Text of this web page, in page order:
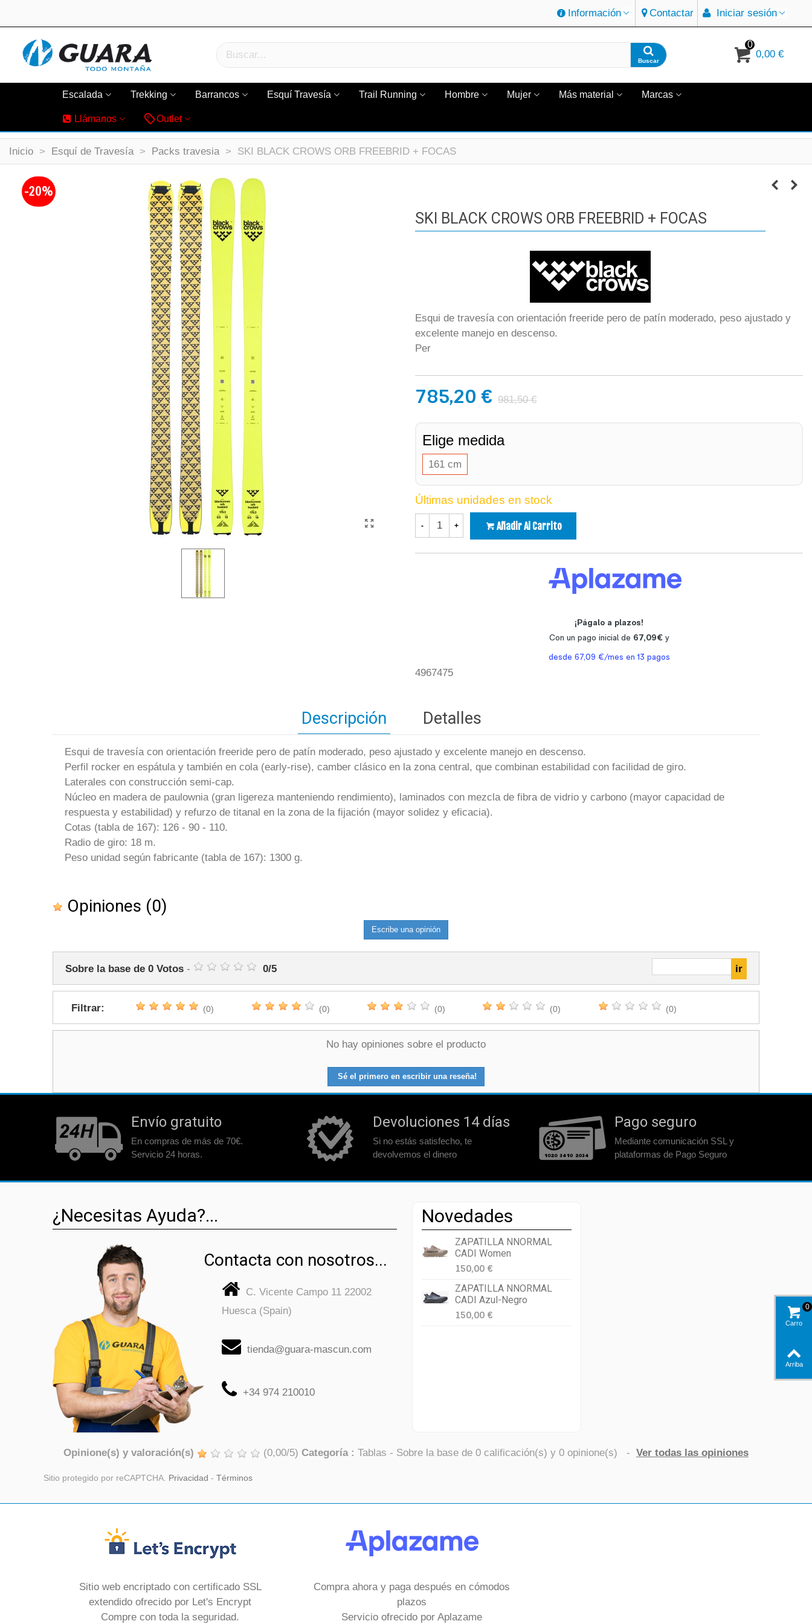
Información Contactar Iniciar sesión
Buscar
0
0,00 €
Escalada Trekking Barrancos Esquí Travesía Trail Running Hombre Mujer Más material Marcas
Llámanos Outlet
Inicio > Esquí de Travesía > Packs travesia > SKI BLACK CROWS ORB FREEBRID + FOCAS
-20%
SKI BLACK CROWS ORB FREEBRID + FOCAS
Esqui de travesía con orientación freeride pero de patín moderado, peso ajustado y
excelente manejo en descenso.
Per
785,20 € 981,50 €
Elige medida
161 cm
Últimas unidades en stock
- + Añadir Al Carrito
4967475
Descripción Detalles
Esqui de travesía con orientación freeride pero de patín moderado, peso ajustado y excelente manejo en descenso.
Perfil rocker en espátula y también en cola (early-rise), camber clásico en la zona central, que combinan estabilidad con facilidad de giro.
Laterales con construcción semi-cap.
Núcleo en madera de paulownia (gran ligereza manteniendo rendimiento), laminados con mezcla de fibra de vidrio y carbono (mayor capacidad de
respuesta y estabilidad) y refurzo de titanal en la zona de la fijación (mayor solidez y eficacia).
Cotas (tabla de 167): 126 - 90 - 110.
Radio de giro: 18 m.
Peso unidad según fabricante (tabla de 167): 1300 g.
Opiniones (0)
Escribe una opinión
Sobre la base de 0 Votos - 0/5
Filtrar: (0) (0) (0) (0) (0)
No hay opiniones sobre el producto
Sé el primero en escribir una reseña!
Envío gratuito
En compras de más de 70€.
Servicio 24 horas.
Devoluciones 14 días
Si no estás satisfecho, te
devolvemos el dinero
Pago seguro
Mediante comunicación SSL y
plataformas de Pago Seguro
¿Necesitas Ayuda?...
Contacta con nosotros...
C. Vicente Campo 11 22002
Huesca (Spain)
tienda@guara-mascun.com
+34 974 210010
Novedades
ZAPATILLA NNORMAL
CADI Women
150,00 €
ZAPATILLA NNORMAL
CADI Azul-Negro
150,00 €
Opinione(s) y valoración(s) (0,00/5) Categoría : Tablas - Sobre la base de 0 calificación(s) y 0 opinione(s) - Ver todas las opiniones
Sitio protegido por reCAPTCHA. Privacidad - Términos
Sitio web encriptado con certificado SSL
extendido ofrecido por Let's Encrypt
Compre con toda la seguridad.
Compra ahora y paga después en cómodos
plazos
Servicio ofrecido por Aplazame
Carro
0
Arriba